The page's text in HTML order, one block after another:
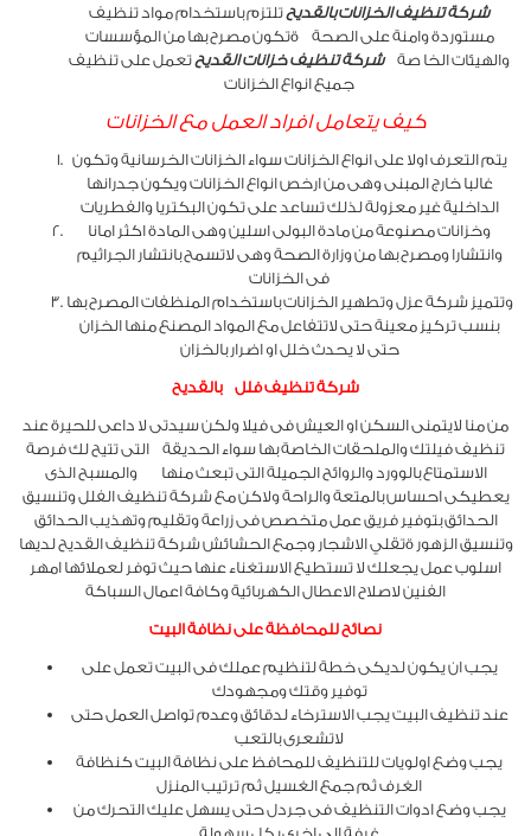
شركة تنظيف الخزانات بالقديحتلتزم باستخدام مواد تنظيف
مستوردة وامنة على الصحة ةتكون مصرح بها من المؤسسات
والهيئات الخا صةشركة تنظيف خزانات القديحتعمل على تنظيف
جميع انواع الخزانات
كيف يتعامل افراد العمل مع الخزانات
يتم التعرف اولا على انواع الخزانات سواء الخزانات الخرسانية وتكون
غالبا خارج المبنى وهى من ارخص انواع الخزانات ويكون جدرانها
الداخلية غير معزولة لذلك تساعد على تكون البكتريا والفطريات
وخزانات مصنوعة من مادة البولى اسلين وهى المادة اكثر امانا
وانتشارا ومصرح بها من وزارة الصحة وهى لاتسمح بانتشار الجراثيم
فى الخزانات
وتتميز شركة عزل وتطهير الخزانات باستخدام المنظفات المصرح بها
بنسب تركيز معينة حتى لاتتفاعل مع المواد المصنع منها الخزان
حتى لا يحدث خلل او اضرار بالخزان
شركة تنظيف فلل بالقديح
من منا لايتمنى السكن او العيش فى فيلا ولكن سيدتى لا داعى للحيرة عند
تنظيف فيلتك والملحقات الخاصة بها سواء الحديقة التى تتيح لك فرصة
الاستمتاع بالوورد والروائح الجميلة التى تبعث منها والمسبح الذى
يعطيكى احساس بالمتعة والراحة ولاكن مع شركة تنظيف الفلل وتنسيق
الحدائق بتوفير فريق عمل متخصص فى زراعة وتقليم وتهذيب الحدائق
وتنسيق الزهور ةتقلي الاشجار وجمع الحشائش شركة تنظيف القديح لديها
اسلوب عمل يجعلك لا تستطيع الاستغناء عنها حيث توفر لعملائها امهر
الفنين لاصلاح الاعطال الكهربائية وكافة اعمال السباكة
نصائح للمحافظة على نظافة البيت
يجب ان يكون لديكى خطة لتنظيم عملك فى البيت تعمل على
توفير وقتك ومجهودك
عند تنظيف البيت يجب الاسترخاء لدقائق وعدم تواصل العمل حتى
لاتشعرى بالتعب
يجب وضع اولويات للتنظيف للمحافظ على نظافة البيت كنظافة
الغرف ثم جمع الغسيل ثم ترتيب المنزل
يجب وضع ادوات التنظيف فى جردل حتى يسهل عليك التحرك من